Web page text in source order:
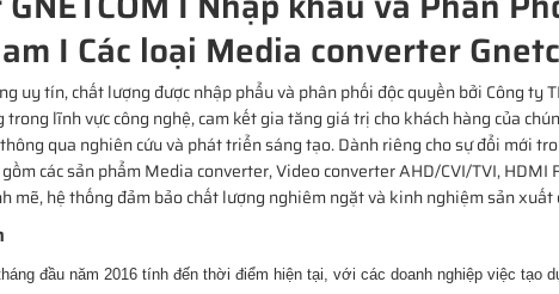
I Các loại Media converter
uy tín, chất lượng được nhập phẩu và phân phối độc quyền bởi Công ty
lĩnh vực công nghệ, cam kết gia tăng giá trị cho khách hàng của
qua nghiên cứu và phát triển sáng tạo. Dành riêng cho sự đổi mới
các sản phẩm Media converter, Video converter AHD/CVI/TVI, HDMI
mẽ, hệ thống đảm bảo chất lượng nghiêm ngặt và kinh nghiệm sản xuất
đầu năm 2016 tính đến thời điểm hiện tại, với các doanh nghiệp việc tạo